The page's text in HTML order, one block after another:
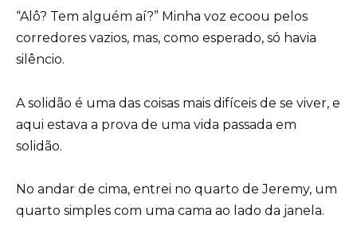
“Alô? Tem alguém aí?” Minha voz ecoou pelos
corredores vazios, mas, como esperado, só havia
silêncio.
A solidão é uma das coisas mais difíceis de se viver, e
aqui estava a prova de uma vida passada em
solidão.
No andar de cima, entrei no quarto de Jeremy, um
quarto simples com uma cama ao lado da janela.